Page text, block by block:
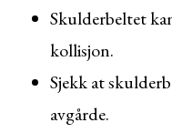
Skulderbeltet
kollisjon.
Sjekk at
avgårde.